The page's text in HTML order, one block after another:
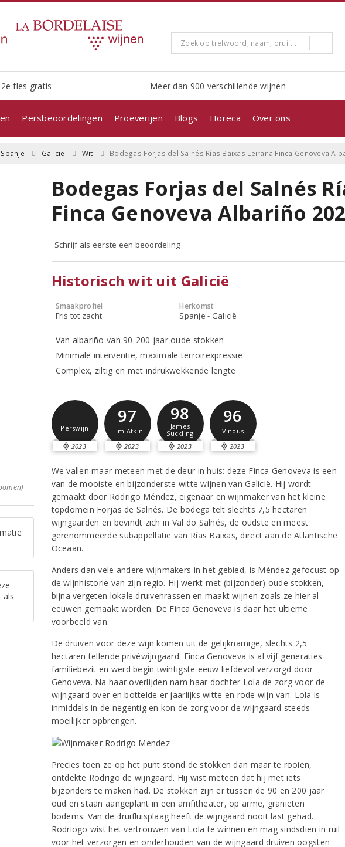
fles gratis Meer dan 900 verschillende wijnen
Persbeoordelingen Proeverijen Blogs Horeca Over ons
Spanje Galicië Wit Bodegas Forjas del Salnés Rías Baixas Leirana Finca Genoveva
als
Bodegas Forjas del Salnés
Finca Genoveva Albariño
Schrijf als eerste een beoordeling
Historisch wit uit Galicië
Smaakprofiel
Fris tot zacht
Herkomst
Spanje - Galicië
Van albariño van 90-200 jaar oude stokken
Minimale interventie, maximale terroirexpressie
Complex, ziltig en met indrukwekkende lengte
Perswijn
2023
97
Tim Atkin
2023
98
James
Suckling
2023
96
Vinous
2023
We vallen maar meteen met de deur in huis: deze Finca Genoveva is een
van de mooiste en bijzonderste witte wijnen van Galicië. Hij wordt
gemaakt door Rodrigo Méndez, eigenaar en wijnmaker van het kleine
topdomein Forjas de Salnés. De bodega telt slechts 7,5 hectaren
wijngaarden en bevindt zich in Val do Salnés, de oudste en meest
gerenommeerde subappellatie van Rías Baixas, direct aan de Atlantische
Oceaan.
Anders dan vele andere wijnmakers in het gebied, is Méndez gefocust op
de wijnhistorie van zijn regio. Hij werkt met (bijzonder) oude stokken,
bijna vergeten lokale druivenrassen en maakt wijnen zoals ze hier al
eeuwen gemaakt worden. De Finca Genoveva is daar het ultieme
voorbeeld van.
De druiven voor deze wijn komen uit de gelijknamige, slechts 2,5
hectaren tellende privéwijngaard. Finca Genoveva is al vijf generaties
familiebezit en werd begin twintigste eeuw liefdevol verzorgd door
Genoveva. Na haar overlijden nam haar dochter Lola de zorg voor de
wijngaard over en bottelde er jaarlijks witte en rode wijn van. Lola is
inmiddels in de negentig en kon de zorg voor de wijngaard steeds
moeilijker opbrengen.
Precies toen ze op het punt stond de stokken dan maar te rooien,
ontdekte Rodrigo de wijngaard. Hij wist meteen dat hij met iets
bijzonders te maken had. De stokken zijn er tussen de 90 en 200 jaar
oud en staan aangeplant in een amfitheater, op arme, granieten
bodems. Van de druifluisplaag heeft de wijngaard nooit last gehad.
Rodriogo wist het vertrouwen van Lola te winnen en mag sindsdien in ruil
voor het verzorgen en onderhouden van de wijngaard druiven oogsten